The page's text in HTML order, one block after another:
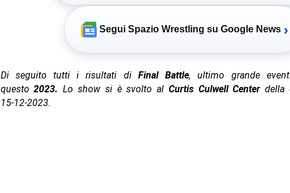
Segui Spazio Wrestling su Google News ›
Di seguito tutti i risultati di Final Battle, ultimo grande
questo2023. Lo show si è svolto al Curtis Culwell Center della
15-12-2023.